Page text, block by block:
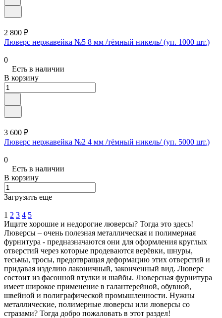
2 800 ₽
Люверс нержавейка №5 8 мм /тёмный никель/ (уп. 1000 шт.)
0
Есть в наличии
В корзину
3 600 ₽
Люверс нержавейка №2 4 мм /тёмный никель/ (уп. 5000 шт.)
0
Есть в наличии
В корзину
Загрузить еще
1 2 3 4 5
Ищите хорошие и недорогие люверсы? Тогда это здесь!
Люверсы – очень полезная металлическая и полимерная
фурнитура - предназначаются они для оформления круглых
отверстий через которые продеваются верёвки, шнуры,
тесьмы, тросы, предотвращая деформацию этих отверстий и
придавая изделию лаконичный, законченный вид. Люверс
состоит из фасонной втулки и шайбы. Люверсная фурнитура
имеет широкое применение в галантерейной, обувной,
швейной и полиграфической промышленности. Нужны
металлические, полимерные люверсы или люверсы со
стразами? Тогда добро пожаловать в этот раздел!